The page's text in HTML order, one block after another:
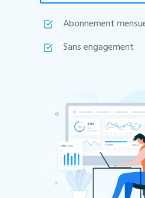
Abonnement
Sans engagement